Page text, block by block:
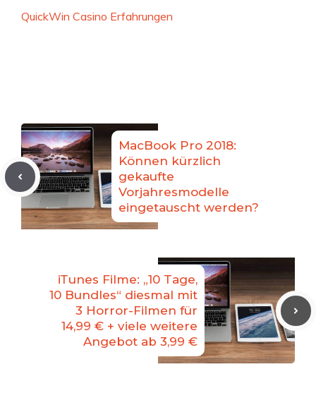
QuickWin Casino Erfahrungen
MacBook Pro 2018:
Können kürzlich
gekaufte
Vorjahresmodelle
eingetauscht werden?
iTunes Filme: „10 Tage,
10 Bundles“ diesmal mit
3 Horror-Filmen für
14,99 € + viele weitere
Angebot ab 3,99 €